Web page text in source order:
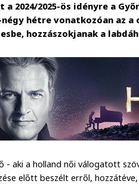
2024/2025-ös idényre a
hétre vonatkozóan az a
hozzászokjanak a
- aki a holland női válogatott
előtt beszélt erről,